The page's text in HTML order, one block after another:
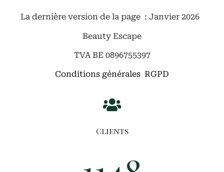
La dernière version de la page : Janvier 2026
Beauty Escape
TVA BE 0896755397
Conditions générales RGPD
Clients